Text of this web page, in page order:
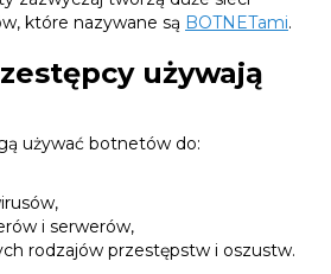
które nazywane są BOTNETami.
używają
używać botnetów do:
i serwerów,
rodzajów przestępstw i oszustw.